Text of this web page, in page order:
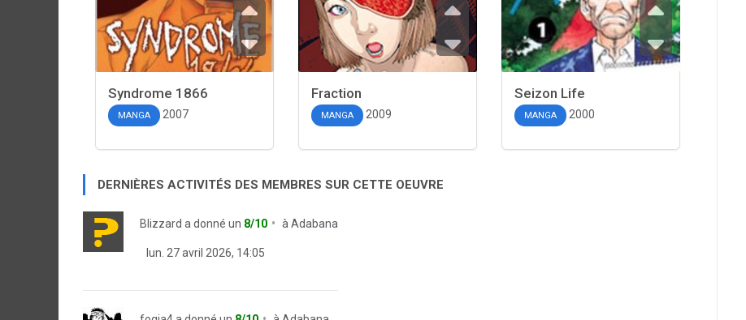
Syndrome 1866
MANGA 2007
Fraction
MANGA 2009
Seizon Life
MANGA 2000
DERNIÈRES ACTIVITÉS DES MEMBRES SUR CETTE OEUVRE
Blizzard a donné un 8/10 à Adabana
lun. 27 avril 2026, 14:05